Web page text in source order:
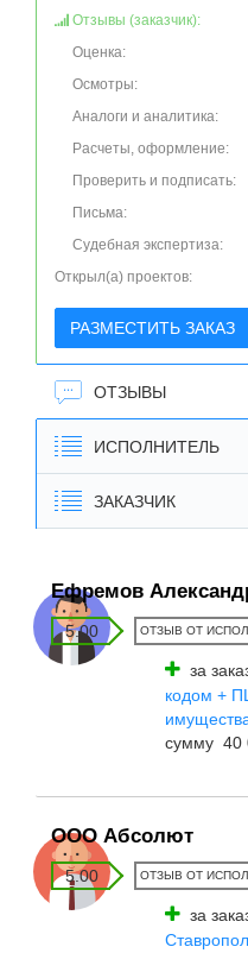
Отзывы (заказчик):
Оценка:
Осмотры:
Аналоги и аналитика:
Расчеты, оформление:
Проверить и подписать:
Письма:
Судебная экспертиза:
Открыл(а) проектов:
РАЗМЕСТИТЬ ЗАКАЗ
ОТЗЫВЫ
ИСПОЛНИТЕЛЬ
ЗАКАЗЧИК
Ефремов
5.00 ОТЗЫВ ОТ
за
кодом +
сумму 40
ООО Абсолют
5.00 ОТЗЫВ ОТ
за